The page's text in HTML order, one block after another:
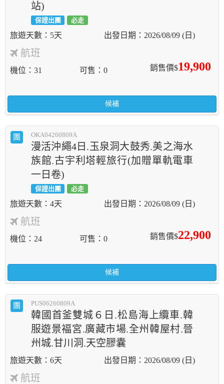
站)
保證出團 必走
5天 2026/08/09 (日)
航班
銷售價$19,900
機位 31 可售 0
候補
團 OKA04260809A
漫活沖繩4日.玉泉洞大鼓秀.美之海水
族館.古宇利塔輕旅行(加贈單軌電車
一日卷)
保證出團 必走
4天 2026/08/09 (日)
航班
銷售價$22,900
機位 24 可售 0
候補
團 PUS06260809A
韓國首釜雙城６日.松島海上纜車.韓
服遊景褔宮.廣藏市場.全州韓屋村.晉
州城.甘川洞.天空膠囊
6天 2026/08/09 (日)
航班